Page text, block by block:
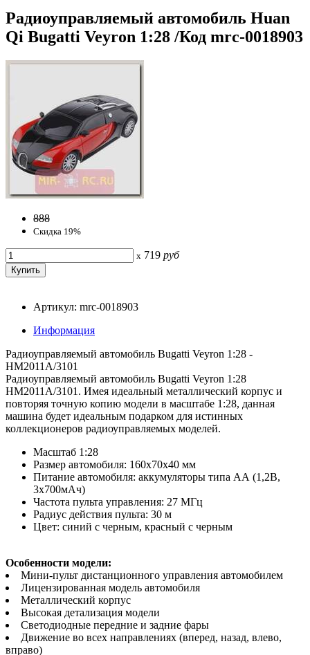
Радиоуправляемый автомобиль Huan
Qi Bugatti Veyron 1:28 /Код mrc-0018903
888
Скидка 19%
x 719 руб
Артикул: mrc-0018903
Информация
Радиоуправляемый автомобиль Bugatti Veyron 1:28 -
HM2011A/3101
Радиоуправляемый автомобиль Bugatti Veyron 1:28
HM2011A/3101. Имея идеальный металлический корпус и
повторяя точную копию модели в масштабе 1:28, данная
машина будет идеальным подарком для истинных
коллекционеров радиоуправляемых моделей.
Масштаб 1:28
Размер автомобиля: 160х70х40 мм
Питание автомобиля: аккумуляторы типа АА (1,2В,
3x700мАч)
Частота пульта управления: 27 МГц
Радиус действия пульта: 30 м
Цвет: синий с черным, красный с черным
Особенности модели:
Мини-пульт дистанционного управления автомобилем
Лицензированная модель автомобиля
Металлический корпус
Высокая детализация модели
Светодиодные передние и задние фары
Движение во всех направлениях (вперед, назад, влево,
вправо)